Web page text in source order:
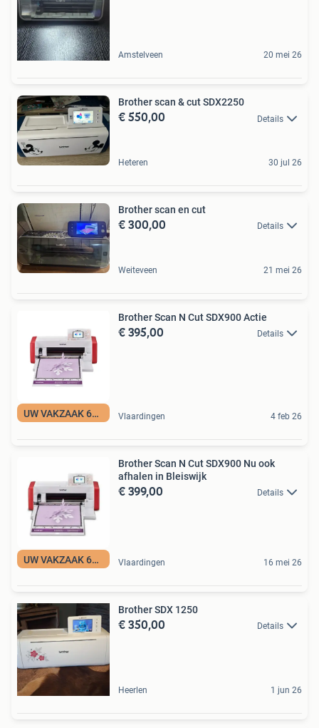
Amstelveen 20 mei 26
Brother scan & cut SDX2250
€ 550,00 Details
Heteren 30 jul 26
Brother scan en cut
€ 300,00 Details
Weiteveen 21 mei 26
UW VAKZAAK 65 JR
Brother Scan N Cut SDX900 Actie
€ 395,00 Details
Vlaardingen 4 feb 26
UW VAKZAAK 60 JR
Brother Scan N Cut SDX900 Nu ook
afhalen in Bleiswijk
€ 399,00 Details
Vlaardingen 16 mei 26
Brother SDX 1250
€ 350,00 Details
Heerlen 1 jun 26